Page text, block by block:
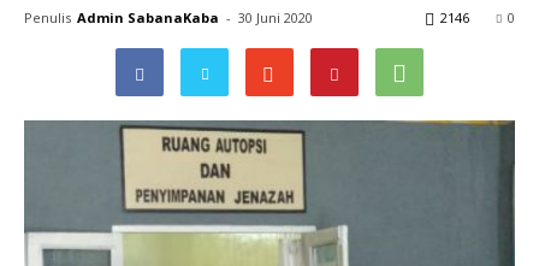
Penulis Admin SabanaKaba - 30 Juni 2020 0
2146